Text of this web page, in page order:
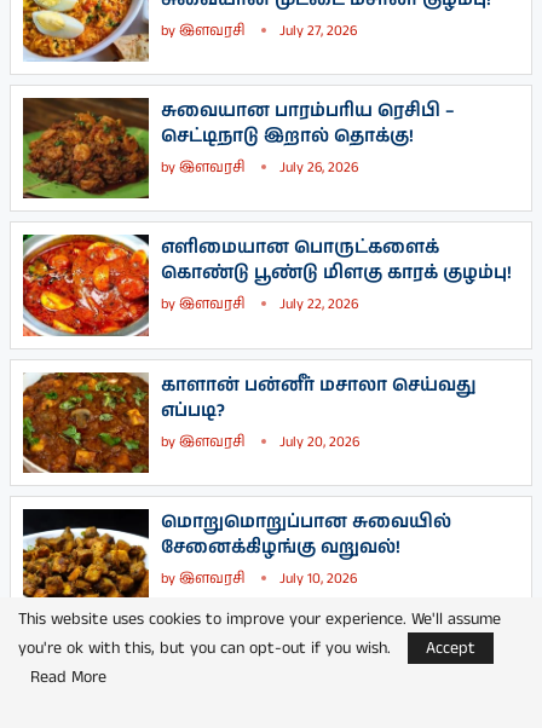
byஇளவரசி July 27, 2026
சுவையான பாரம்பரிய ரெசிபி –
செட்டிநாடு இறால் தொக்கு!
byஇளவரசி July 26, 2026
எளிமையான பொருட்களைக்
கொண்டு பூண்டு மிளகு காரக் குழம்பு!
byஇளவரசி July 22, 2026
காளான் பன்னீர் மசாலா செய்வது
எப்படி?
byஇளவரசி July 20, 2026
மொறுமொறுப்பான சுவையில்
சேனைக்கிழங்கு வறுவல்!
byஇளவரசி July 10, 2026
மருத்துவம்
This website uses cookies to improve your experience. We'll assume
you're ok with this, but you can opt-out if you wish.
Accept
Read More